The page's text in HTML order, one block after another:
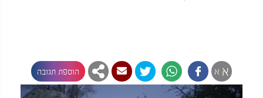
א א הוספת תגובה